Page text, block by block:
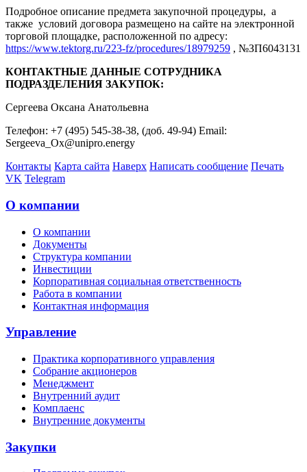
Подробное описание предмета закупочной процедуры, а
также условий договора размещено на сайте на электронной
торговой площадке, расположенной по адресу:
https://www.tektorg.ru/223-fz/procedures/18979259 , №ЗП6043131
КОНТАКТНЫЕ ДАННЫЕ СОТРУДНИКА
ПОДРАЗДЕЛЕНИЯ ЗАКУПОК:
Сергеева Оксана Анатольевна
Телефон: +7 (495) 545-38-38, (доб. 49-94) Email:
Sergeeva_Ox@unipro.energy
Контакты Карта сайта Наверх Написать сообщение Печать
VK Telegram
О компании
О компании
Документы
Структура компании
Инвестиции
Корпоративная социальная ответственность
Работа в компании
Контактная информация
Управление
Практика корпоративного управления
Собрание акционеров
Менеджмент
Внутренний аудит
Комплаенс
Внутренние документы
Закупки